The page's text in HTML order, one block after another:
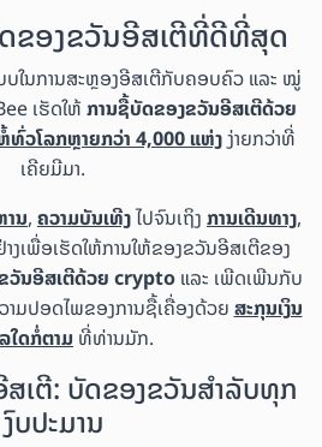
ຂອງຂວັນອີສເຕີທີ່ດີທີ່ສຸດ
ໃນການສະຫຼອງອີສເຕີກັບຄອບຄົວ ແລະ ໝູ່
ເຮັດໃຫ້ການຊື້ບັດຂອງຂວັນອີສເຕີດ້ວຍ
ທົ່ວໂລກຫຼາຍກວ່າ 4,000 ແຫ່ງງ່າຍກວ່າທີ່
ເຄີຍມີມາ.
ານ,ຄວາມບັນເທີງໄປຈົນເຖິງການເດີນທາງ,
ງເພື່ອເຮັດໃຫ້ການໃຫ້ຂອງຂວັນອີສເຕີຂອງ
ວັນອີສເຕີດ້ວຍ cryptoແລະ ເພີດເພີນກັບ
າມປອດໄພຂອງການຊື້ເຄື່ອງດ້ວຍສະກຸນເງິນ
ໃດກໍ່ຕາມ ທີ່ທ່ານມັກ.
ເຕີ: ບັດຂອງຂວັນສຳລັບທຸກ
ງົບປະມານ